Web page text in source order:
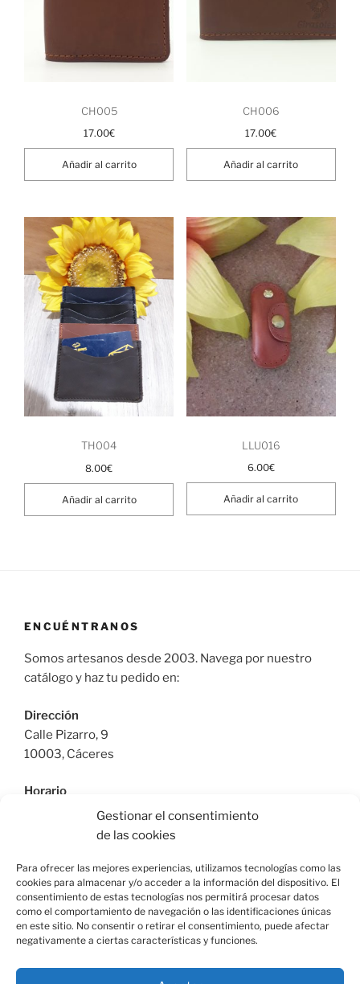
Gestionar el consentimiento
de las cookies
Para ofrecer las mejores experiencias, utilizamos tecnologías como las
cookies para almacenar y/o acceder a la información del dispositivo. El
consentimiento de estas tecnologías nos permitirá procesar datos
como el comportamiento de navegación o las identificaciones únicas
en este sitio. No consentir o retirar el consentimiento, puede afectar
negativamente a ciertas características y funciones.
CH005
17.00€
Añadir al carrito
CH006
17.00€
Añadir al carrito
TH004
8.00€
Añadir al carrito
LLU016
6.00€
Añadir al carrito
ENCUÉNTRANOS
Somos artesanos desde 2003. Navega por nuestro
catálogo y haz tu pedido en:
Dirección
Calle Pizarro, 9
10003, Cáceres
Horario
De Lunes a Viernes: 9:30h a 13:30h | 17:30 a 21:00h
Sábado: 10:30h a 14:00h |
Teléfono
615664955